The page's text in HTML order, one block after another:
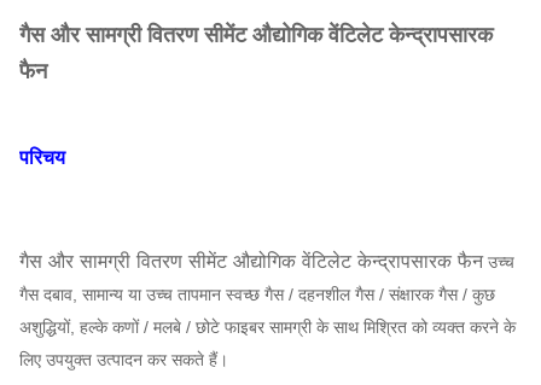
गैस और सामग्री वितरण सीमेंट औद्योगिक वेंटिलेट केन्द्रापसारक
फैन
परिचय
गैस और सामग्री वितरण सीमेंट औद्योगिक वेंटिलेट केन्द्रापसारक फैनउच्च
गैस दबाव, सामान्य या उच्च तापमान स्वच्छ गैस / दहनशील गैस / संक्षारक गैस / कुछ
अशुद्धियों, हल्के कणों / मलबे / छोटे फाइबर सामग्री के साथ मिश्रित को व्यक्त करने के
लिए उपयुक्त उत्पादन कर सकते हैं।